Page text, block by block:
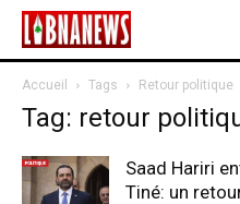
Accueil Tags Retour politique
Tag: retour
Saad Hariri
Tiné: un